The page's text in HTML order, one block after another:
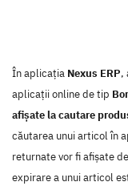
În aplicația Nexus ERP,
aplicații online de tip
afișate la cautare
căutarea unui articol în
returnate vor fi afișate
expirare a unui articol